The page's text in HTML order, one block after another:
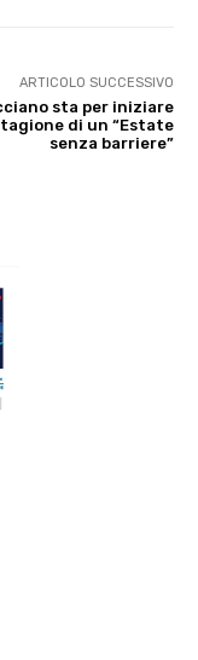
ARTICOLO SUCCESSIVO
sta per iniziare
di un “Estate
senza barriere”